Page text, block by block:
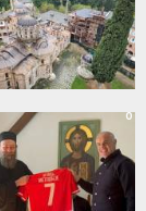
0